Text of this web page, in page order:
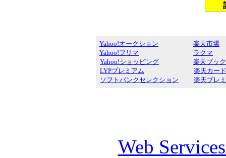
Yahoo!オークション
Yahoo!フリマ
Yahoo!ショッピング
LYPプレミアム
ソフトバンクセレクション
楽天市場
ラクマ
楽天ブッ
楽天カード
楽天プレ
Web